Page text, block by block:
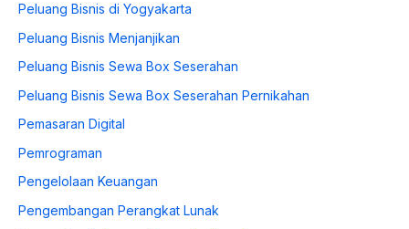
Peluang Bisnis di Yogyakarta
Peluang Bisnis Menjanjikan
Peluang Bisnis Sewa Box Seserahan
Peluang Bisnis Sewa Box Seserahan Pernikahan
Pemasaran Digital
Pemrograman
Pengelolaan Keuangan
Pengembangan Perangkat Lunak